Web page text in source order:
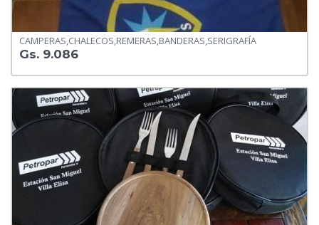
CAMPERAS,CHALECOS,REMERAS,BANDERAS,SERIGRAFÍA
Gs. 9.086